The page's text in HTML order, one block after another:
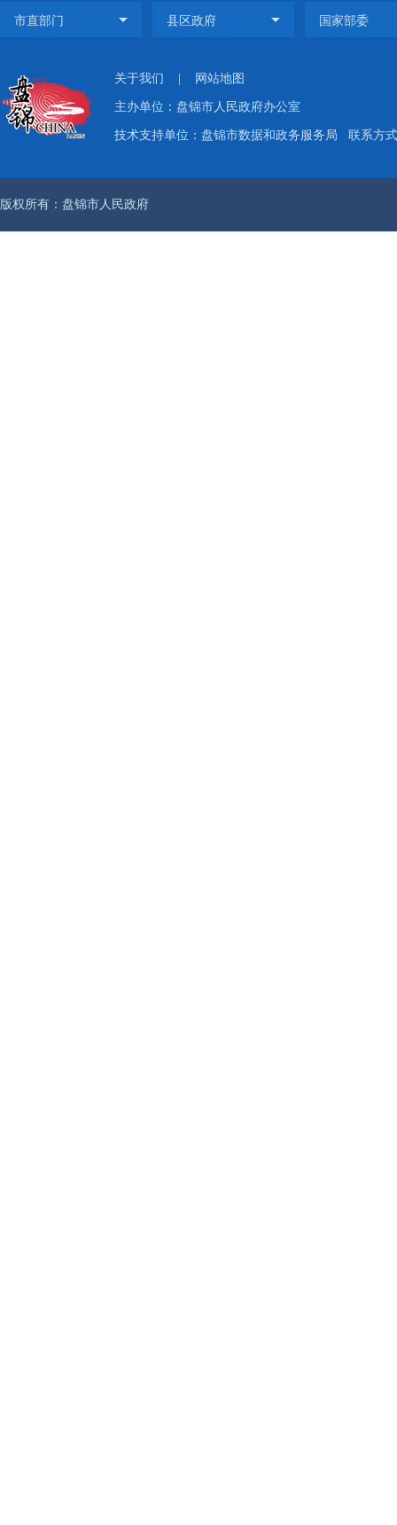
关于我们 网站地图
主办单位：盘锦市人民政府办公室
技术支持单位：盘锦市数据和政务服务局 联系方
版权所有：盘锦市人民政府